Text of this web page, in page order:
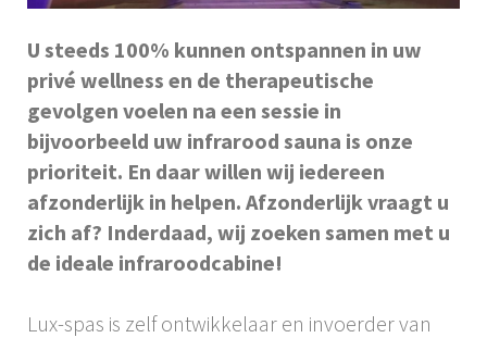
U steeds 100% kunnen ontspannen in uw
privé wellness en de therapeutische
gevolgen voelen na een sessie in
bijvoorbeeld uw infrarood sauna is onze
prioriteit. En daar willen wij iedereen
afzonderlijk in helpen. Afzonderlijk vraagt u
zich af? Inderdaad, wij zoeken samen met u
de ideale infraroodcabine!
Lux-spas is zelf ontwikkelaar en invoerder van